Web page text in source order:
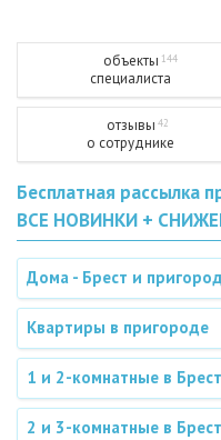
объекты 144
специалиста
отзывы 42
о сотруднике
Бесплатная рассылка
ВСЕ НОВИНКИ +
Дома - Брест и пригород
Квартиры в пригороде
1 и 2-комнатные в
2 и 3-комнатные в